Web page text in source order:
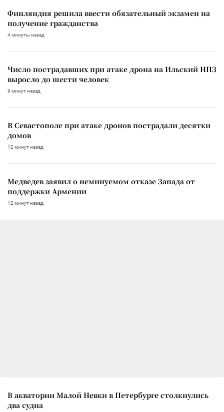
Финляндия решила ввести обязательный экзамен на
получение гражданства
4 минуты назад
Число пострадавших при атаке дрона на Ильский НПЗ
выросло до шести человек
9 минут назад
В Севастополе при атаке дронов пострадали десятки
домов
12 минут назад
Медведев заявил о неминуемом отказе Запада от
поддержки Армении
12 минут назад
В акватории Малой Невки в Петербурге столкнулись
два судна